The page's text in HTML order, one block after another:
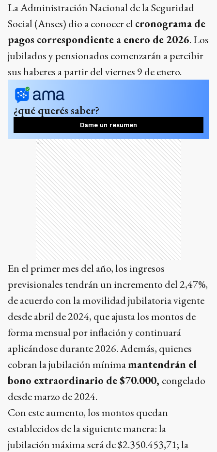
La Administración Nacional de la Seguridad
Social (Anses) dio a conocer el cronograma de
pagos correspondiente a enero de 2026. Los
jubilados y pensionados comenzarán a percibir
sus haberes a partir del viernes 9 de enero.
¿qué querés saber?
Dame un resumen
Ads
En el primer mes del año, los ingresos
previsionales tendrán un incremento del 2,47%,
de acuerdo con la movilidad jubilatoria vigente
desde abril de 2024, que ajusta los montos de
forma mensual por inflación y continuará
aplicándose durante 2026. Además, quienes
cobran la jubilación mínimamantendrán el
bono extraordinario de $70.000, congelado
desde marzo de 2024.
Con este aumento, los montos quedan
establecidos de la siguiente manera: la
jubilación máxima será de $2.350.453,71; la